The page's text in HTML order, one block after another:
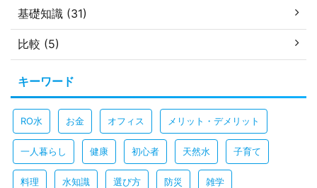
基礎知識 (31)
比較 (5)
キーワード
RO水 お金 オフィス メリット・デメリット
一人暮らし 健康 初心者 天然水 子育て
料理 水知識 選び方 防災 雑学